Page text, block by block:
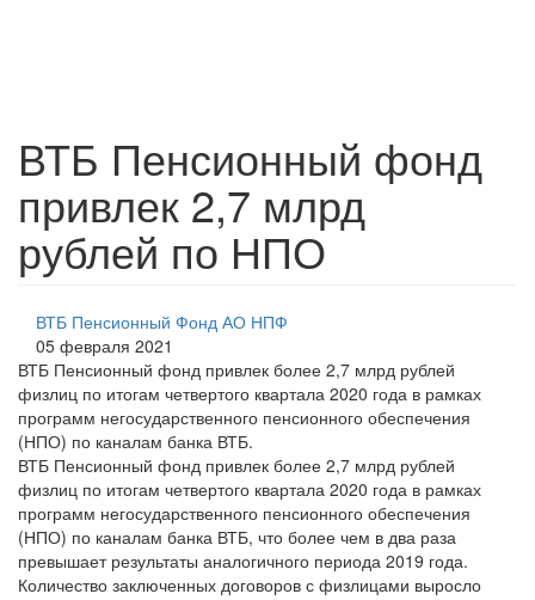
ВТБ Пенсионный фонд
привлек 2,7 млрд
рублей по НПО
ВТБ Пенсионный Фонд АО НПФ
05 февраля 2021
ВТБ Пенсионный фонд привлек более 2,7 млрд рублей
физлиц по итогам четвертого квартала 2020 года в рамках
программ негосударственного пенсионного обеспечения
(НПО) по каналам банка ВТБ.
ВТБ Пенсионный фонд привлек более 2,7 млрд рублей
физлиц по итогам четвертого квартала 2020 года в рамках
программ негосударственного пенсионного обеспечения
(НПО) по каналам банка ВТБ, что более чем в два раза
превышает результаты аналогичного периода 2019 года.
Количество заключенных договоров с физлицами выросло